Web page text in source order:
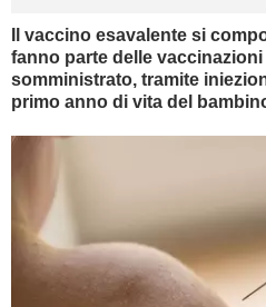
GASTRONOMIA
CAPELLI
BAMBINO
DIETA
Il vaccino esavalente si
fanno parte delle
somministrato, tramite
primo anno di vita del